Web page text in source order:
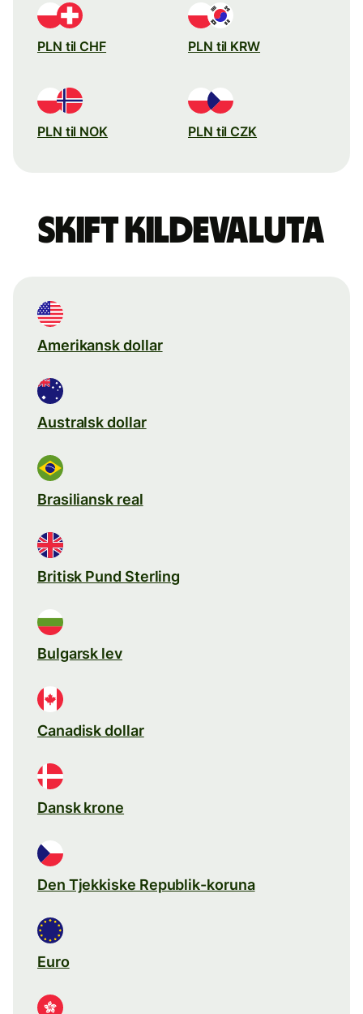
PLN til CHF PLN til KRW
PLN til NOK PLN til CZK
Skift kildevaluta
Amerikansk dollar
Australsk dollar
Brasiliansk real
Britisk Pund Sterling
Bulgarsk lev
Canadisk dollar
Dansk krone
Den Tjekkiske Republik-koruna
Euro